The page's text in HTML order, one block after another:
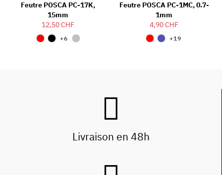
Feutre POSCA PC-17K,
15mm
12,50 CHF
+6
Feutre POSCA PC-1MC, 0.7-
1mm
4,90 CHF
+19
Livraison en 48h